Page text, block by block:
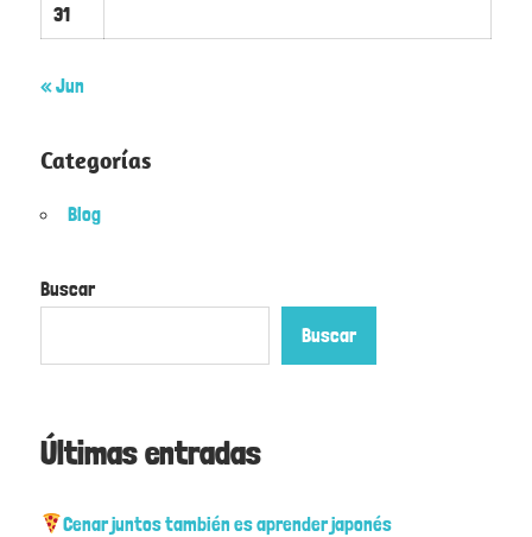
31
« Jun
Categorías
Blog
Buscar
Buscar
Últimas entradas
Cenar juntos también es aprender japonés